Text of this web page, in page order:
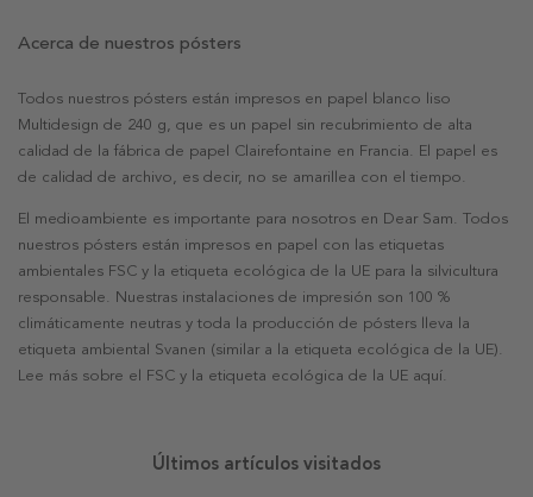
Acerca de nuestros pósters
Todos nuestros pósters están impresos en papel blanco liso
Multidesign de 240 g, que es un papel sin recubrimiento de alta
calidad de la fábrica de papel Clairefontaine en Francia. El papel es
de calidad de archivo, es decir, no se amarillea con el tiempo.
El medioambiente es importante para nosotros en Dear Sam. Todos
nuestros pósters están impresos en papel con las etiquetas
ambientales FSC y la etiqueta ecológica de la UE para la silvicultura
responsable. Nuestras instalaciones de impresión son 100 %
climáticamente neutras y toda la producción de pósters lleva la
etiqueta ambiental Svanen (similar a la etiqueta ecológica de la UE).
Lee más sobre el FSC y la etiqueta ecológica de la UE aquí.
Últimos artículos visitados